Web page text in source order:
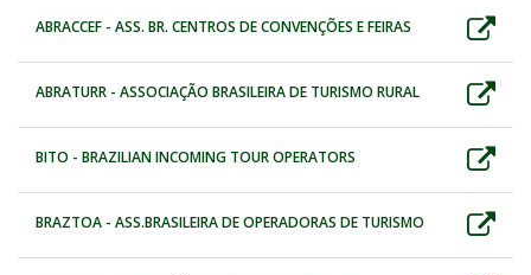
ABRACCEF - ASS. BR. CENTROS DE CONVENÇÕES E FEIRAS
ABRATURR - ASSOCIAÇÃO BRASILEIRA DE TURISMO RURAL
BITO - BRAZILIAN INCOMING TOUR OPERATORS
BRAZTOA - ASS.BRASILEIRA DE OPERADORAS DE TURISMO